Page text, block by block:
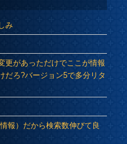
み
更があっただけでここが情報
だろ?バージョン5で多分リタ
報）だから検索数伸びて良